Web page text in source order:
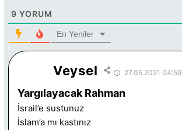
9 YORUM
En Yeniler
Veysel 27.05.2021 04:59
Yargılayacak Rahman
İsrail’e sustunuz
İslam’a mı kastınız